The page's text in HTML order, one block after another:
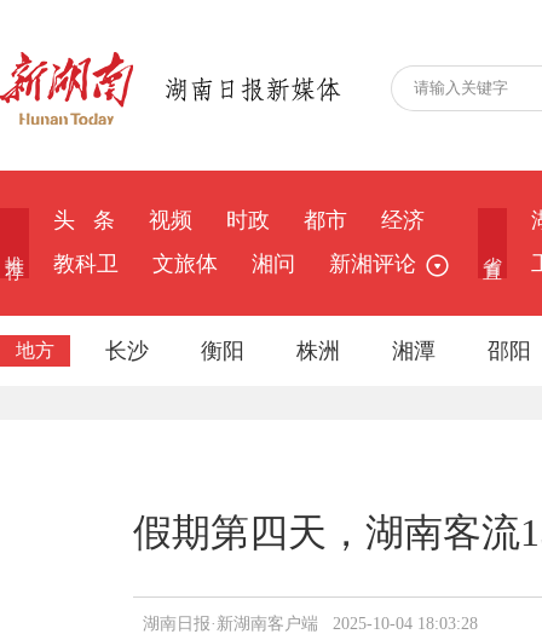
头 条 视频 时政 都市
经济
教科卫
文旅体 湘问 新湘评论
地方 长沙 衡阳 株洲 湘潭 邵阳
假期第四天，湖南客流
湖南日报·新湖南客户端 2025-10-04 18:03:28